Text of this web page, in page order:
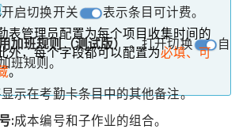
开启切换开关 表示条目可计费。
加班规则（测试版）。打开切换
自
班规则。
示在考勤卡条目中的其他备注。
表管理员配置为每个项目收集时间的
外，每个字段都可以配置为必填、可
。
:成本编号和子作业的组合。